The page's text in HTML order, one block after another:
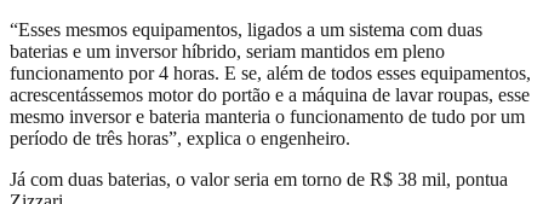
“Esses mesmos equipamentos, ligados a um sistema com duas
baterias e um inversor híbrido, seriam mantidos em pleno
funcionamento por 4 horas. E se, além de todos esses equipamentos,
acrescentássemos motor do portão e a máquina de lavar roupas, esse
mesmo inversor e bateria manteria o funcionamento de tudo por um
período de três horas”, explica o engenheiro.
Já com duas baterias, o valor seria em torno de R$ 38 mil, pontua